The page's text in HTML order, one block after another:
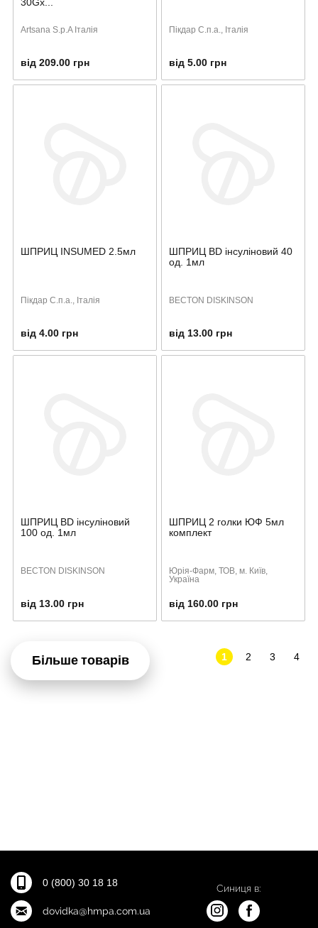
Artsana S.p.A Італія
від 209.00 грн
Пікдар С.п.а., Італія
від 5.00 грн
ШПРИЦ INSUMED 2.5мл
Пікдар С.п.а., Італія
від 4.00 грн
ШПРИЦ BD інсуліновий 40
од. 1мл
BECTON DISKINSON
від 13.00 грн
ШПРИЦ BD інсуліновий
100 од. 1мл
BECTON DISKINSON
від 13.00 грн
ШПРИЦ 2 голки ЮФ 5мл
комплект
Юрія-Фарм, ТОВ, м. Київ,
Україна
від 160.00 грн
Більше товарів 1 2 3 4
0 (800) 30 18 18
dovidka@hmpa.com.ua
Синиця в: